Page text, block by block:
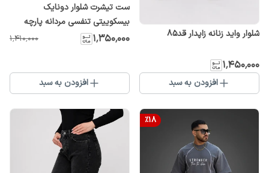
شلوار واید زنانه زاپدار قد85
۱٬۴۵۰٬۰۰۰
افزودن به سبد
ست تیشرت شلوار دونایک
بیسکوییتی تنفسی مردانه پارچه
سبک و راحت
۱٬۳۵۰٬۰۰۰ ۱٬۴۱۰٬۰۰۰
افزودن به سبد
%18